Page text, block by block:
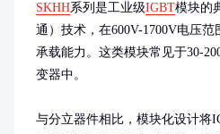
SKHH系列是工业级IGBT模块的
通）技术，在600V-1700V电压
承载能力。这类模块常见于30-
变器中。
与分立器件相比，模块化设计将